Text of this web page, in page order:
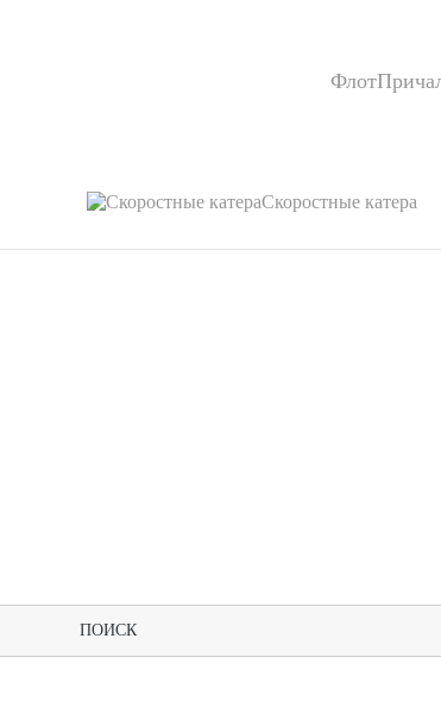
Флот
Скоростные катера
ПОИСК